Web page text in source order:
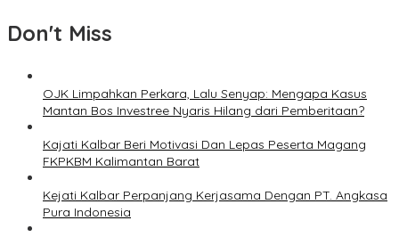
Don't Miss
OJK Limpahkan Perkara, Lalu Senyap: Mengapa Kasus
Mantan Bos Investree Nyaris Hilang dari Pemberitaan?
Kajati Kalbar Beri Motivasi Dan Lepas Peserta Magang
FKPKBM Kalimantan Barat
Kejati Kalbar Perpanjang Kerjasama Dengan PT. Angkasa
Pura Indonesia